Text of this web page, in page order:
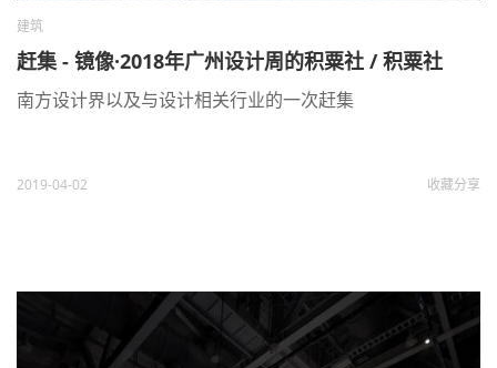
建筑
赶集 - 镜像·2018年广州设计周的积粟社 / 积粟社
南方设计界以及与设计相关行业的一次赶集
2019-04-02 收藏分享